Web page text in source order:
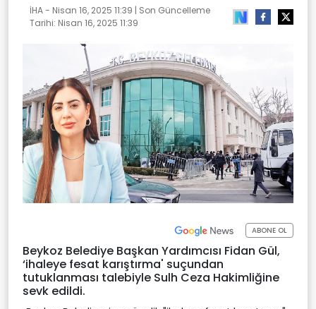
İHA - Nisan 16, 2025 11:39 | Son Güncelleme
Tarihi: Nisan 16, 2025 11:39
ABONE OL
Beykoz Belediye Başkan Yardımcısı Fidan Gül,
‘ihaleye fesat karıştırma' suçundan
tutuklanması talebiyle Sulh Ceza Hakimliğine
sevk edildi.